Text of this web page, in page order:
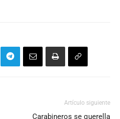
Artículo siguiente
Carabineros se querella